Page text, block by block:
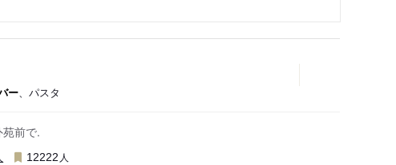
ー、パスタ
前で.
12222 人